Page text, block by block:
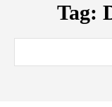
Tag: